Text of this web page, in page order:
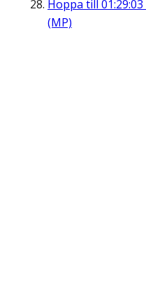
Hoppa till 01:29:03
(MP)